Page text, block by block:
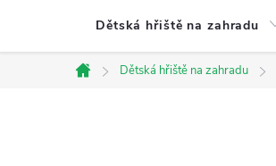
Dětská hřiště na zahradu
Domů
Dětská hřiště na zahradu